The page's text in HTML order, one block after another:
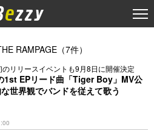
RAMPAGE（7件）
のリリースイベントも9月8日に開催決定
1st EPリード曲「Tiger Boy」MV公
世界観でバンドを従えて歌う